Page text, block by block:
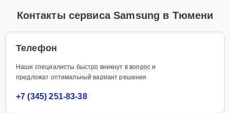
Контакты сервиса Samsung в Тюмени
Телефон
Наши специалисты быстро вникнут в вопрос и
предложат оптимальный вариант решения
+7 (345) 251-83-38